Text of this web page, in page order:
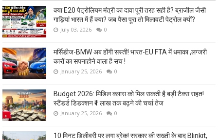
क्या E20 पेट्रोलियम मंत्री का दावा पूरी तरह सही है? ब्राजील जैसी
गाड़ियां भारत में हैं क्या? जब पैसा पूरा तो मिलावटी पेट्रोल क्यों?
July 03, 2026 0
मर्सिडीज-BMW अब होंगी सस्ती! भारत-EU FTA में धमाका ,लग्जरी
कारों का सपनाहोने वाला है सच !
January 25, 2026 0
Budget 2026: मिडिल क्लास को मिल सकती है बड़ी टैक्स राहत!
स्टैंडर्ड डिडक्शन ₹1 लाख तक बढ़ने की चर्चा तेज
January 25, 2026 0
10 मिनट डिलीवरी पर लगा ब्रेक! सरकार की सख्ती के बाद Blinkit,